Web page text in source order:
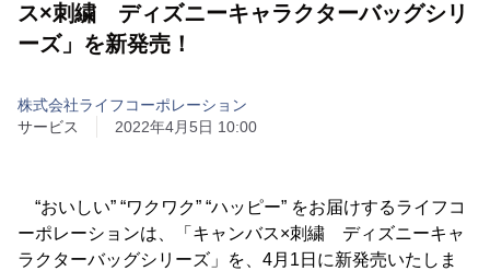
ス×刺繍 ディズニーキャラクターバッグシリ
ーズ」を新発売！
株式会社ライフコーポレーション
サービス
2022年4月5日 10:00
“おいしい” “ワクワク” “ハッピー” をお届けするライフコ
ーポレーションは、「キャンバス×刺繍 ディズニーキャ
ラクターバッグシリーズ」を、4月1日に新発売いたしま